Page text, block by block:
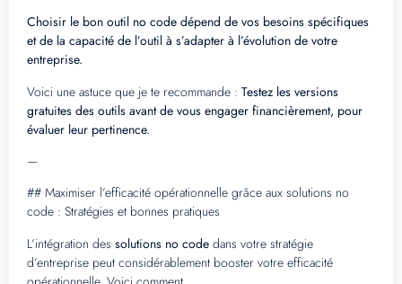
Choisir le bon outil no code dépend de vos besoins spécifiques
et de la capacité de l’outil à s’adapter à l’évolution de votre
entreprise.
Voici une astuce que je te recommande : Testez les versions
gratuites des outils avant de vous engager financièrement, pour
évaluer leur pertinence.
—
## Maximiser l’efficacité opérationnelle grâce aux solutions no
code : Stratégies et bonnes pratiques
L’intégration des solutions no code dans votre stratégie
d’entreprise peut considérablement booster votre efficacité